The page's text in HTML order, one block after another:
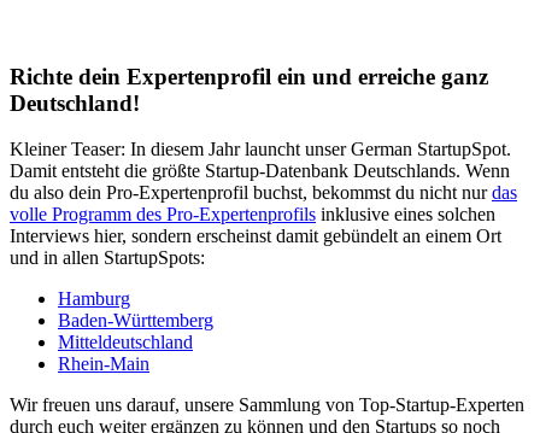
Richte dein Expertenprofil ein und erreiche ganz
Deutschland!
Kleiner Teaser: In diesem Jahr launcht unser German StartupSpot.
Damit entsteht die größte Startup-Datenbank Deutschlands. Wenn
du also dein Pro-Expertenprofil buchst, bekommst du nicht nurdas
volle Programm des Pro-Expertenprofils inklusive eines solchen
Interviews hier, sondern erscheinst damit gebündelt an einem Ort
und in allen StartupSpots:
Hamburg
Baden-Württemberg
Mitteldeutschland
Rhein-Main
Wir freuen uns darauf, unsere Sammlung von Top-Startup-Experten
durch euch weiter ergänzen zu können und den Startups so noch